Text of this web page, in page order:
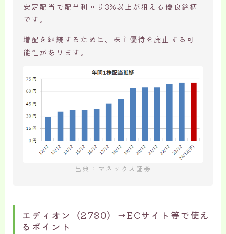
安定配当で配当利回り3%以上が狙える優良銘柄
です。
増配を継続するために、株主優待を廃止する可
能性があります。
出典：マネックス証券
エディオン（2730）→ECサイト等で使え
るポイント